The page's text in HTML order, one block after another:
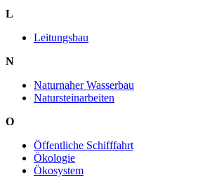
L
Leitungsbau
N
Naturnaher Wasserbau
Natursteinarbeiten
O
Öffentliche Schifffahrt
Ökologie
Ökosystem